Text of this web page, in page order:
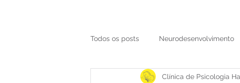
Todos os posts Neurodesenvolvimento
Psicologia Infantil Diversos
Clínica de Psicologia